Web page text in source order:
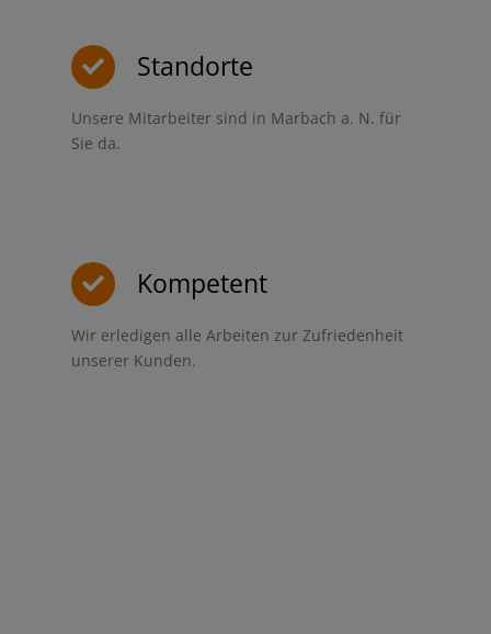
Standorte
Unsere Mitarbeiter sind in Marbach a. N. für
Sie da.
Kompetent
Wir erledigen alle Arbeiten zur Zufriedenheit
unserer Kunden.